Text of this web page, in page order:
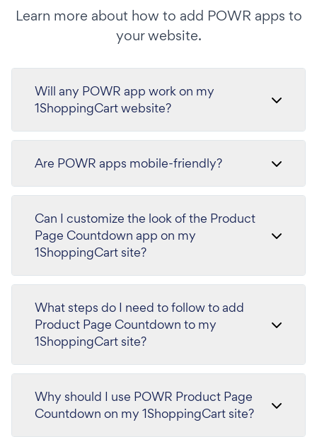
Learn more about how to add POWR apps to
your website.
Will any POWR app work on my
1ShoppingCart website?
Are POWR apps mobile-friendly?
Can I customize the look of the Product
Page Countdown app on my
1ShoppingCart site?
What steps do I need to follow to add
Product Page Countdown to my
1ShoppingCart site?
Why should I use POWR Product Page
Countdown on my 1ShoppingCart site?